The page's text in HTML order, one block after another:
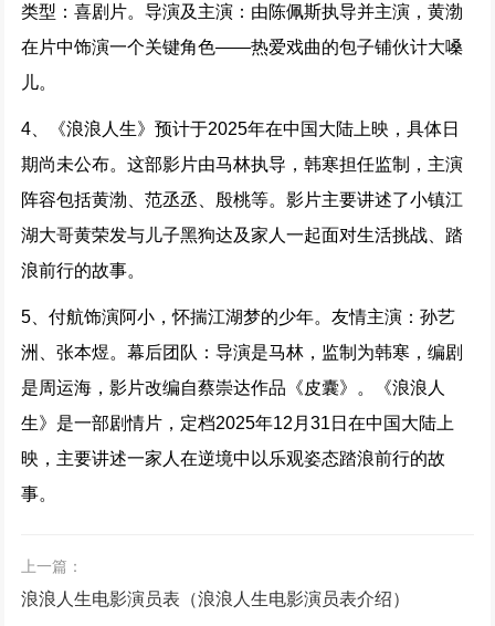
类型：喜剧片。导演及主演：由陈佩斯执导并主演，黄渤
在片中饰演一个关键角色——热爱戏曲的包子铺伙计大嗓
儿。
4、《浪浪人生》预计于2025年在中国大陆上映，具体日
期尚未公布。这部影片由马林执导，韩寒担任监制，主演
阵容包括黄渤、范丞丞、殷桃等。影片主要讲述了小镇江
湖大哥黄荣发与儿子黑狗达及家人一起面对生活挑战、踏
浪前行的故事。
5、付航饰演阿小，怀揣江湖梦的少年。友情主演：孙艺
洲、张本煜。幕后团队：导演是马林，监制为韩寒，编剧
是周运海，影片改编自蔡崇达作品《皮囊》。《浪浪人
生》是一部剧情片，定档2025年12月31日在中国大陆上
映，主要讲述一家人在逆境中以乐观姿态踏浪前行的故
事。
上一篇：
浪浪人生电影演员表（浪浪人生电影演员表介绍）